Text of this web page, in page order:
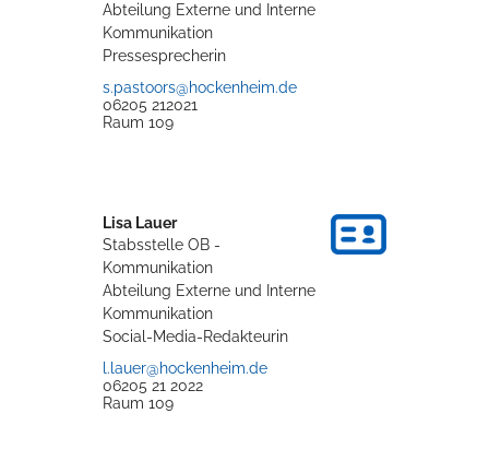
Abteilung Externe und Interne
Kommunikation
Pressesprecherin
s.pastoors@hockenheim.de
06205 212021
Raum 109
Lisa Lauer
Stabsstelle OB -
Kommunikation
Abteilung Externe und Interne
Kommunikation
Social-Media-Redakteurin
l.lauer@hockenheim.de
06205 21 2022
Raum 109